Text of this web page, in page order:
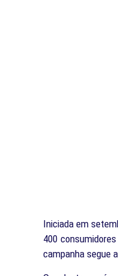
Iniciada em
400
campanha segue